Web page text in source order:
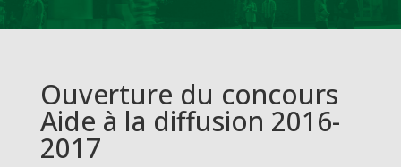
Ouverture du concours
Aide à la diffusion 2016-
2017